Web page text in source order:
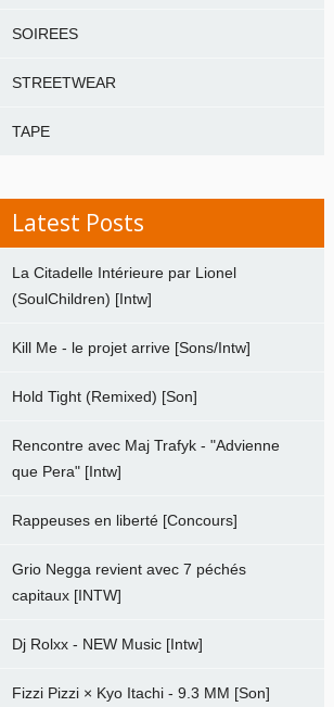
SOIREES
STREETWEAR
TAPE
Latest Posts
La Citadelle Intérieure par Lionel
(SoulChildren) [Intw]
Kill Me - le projet arrive [Sons/Intw]
Hold Tight (Remixed) [Son]
Rencontre avec Maj Trafyk - "Advienne
que Pera" [Intw]
Rappeuses en liberté [Concours]
Grio Negga revient avec 7 péchés
capitaux [INTW]
Dj Rolxx - NEW Music [Intw]
Fizzi Pizzi × Kyo Itachi - 9.3 MM [Son]